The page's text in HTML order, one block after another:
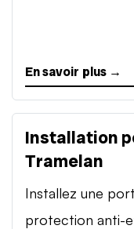
En savoir plus →
Installation
Tramelan
Installez une
protection anti-